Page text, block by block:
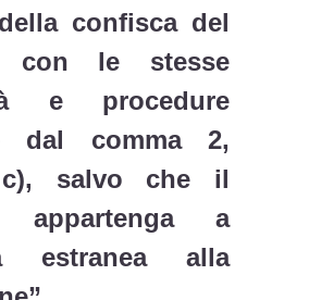
confisca del
con le stesse
e procedure
dal comma 2,
c), salvo che il
appartenga a
estranea alla